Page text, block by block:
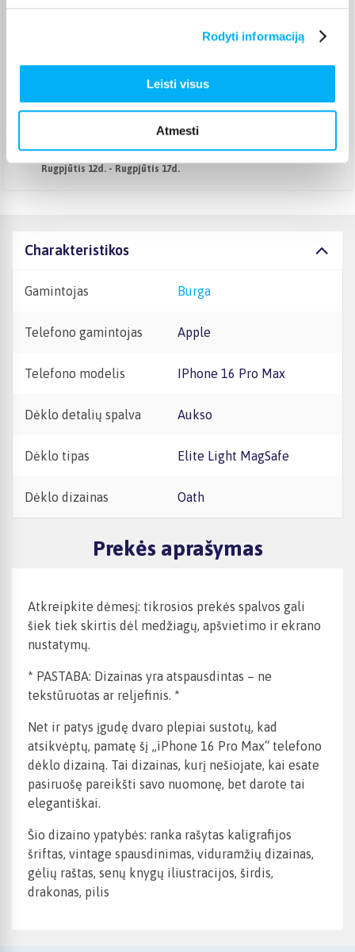
Rodyti informaciją
Leisti visus
Atmesti
Pristato ir šeštadienį
Rugpjūtis 12d. - Rugpjūtis 17d.
Atsiėmimas Veiverių g. 171, Kaunas (1,99 €)
Rugpjūtis 12d. - Rugpjūtis 17d.
Charakteristikos
Gamintojas Burga
Telefono gamintojas Apple
Telefono modelis iPhone 16 Pro Max
Dėklo detalių spalva Aukso
Dėklo tipas Elite Light MagSafe
Dėklo dizainas Oath
Prekės aprašymas
Atkreipkite dėmesį: tikrosios prekės spalvos gali
šiek tiek skirtis dėl medžiagų, apšvietimo ir ekrano
nustatymų.
* PASTABA: Dizainas yra atspausdintas – ne
tekstūruotas ar reljefinis. *
Net ir patys įgudę dvaro plepiai sustotų, kad
atsikvėptų, pamatę šį „iPhone 16 Pro Max“ telefono
dėklo dizainą. Tai dizainas, kurį nešiojate, kai esate
pasiruošę pareikšti savo nuomonę, bet darote tai
elegantiškai.
Šio dizaino ypatybės: ranka rašytas kaligrafijos
šriftas, vintage spausdinimas, viduramžių dizainas,
gėlių raštas, senų knygų iliustracijos, širdis,
drakonas, pilis